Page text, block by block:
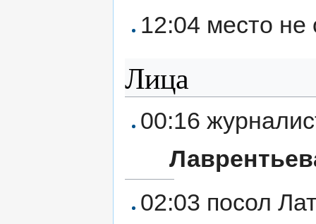
12:04 место не
Лица
00:16
02:03 посол